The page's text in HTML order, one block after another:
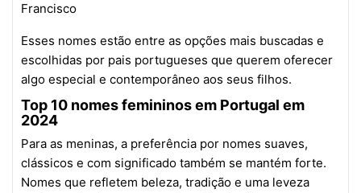
Francisco
Esses nomes estão entre as opções mais buscadas e
escolhidas por pais portugueses que querem oferecer
algo especial e contemporâneo aos seus filhos.
Top 10 nomes femininos em Portugal em
2024
Para as meninas, a preferência por nomes suaves,
clássicos e com significado também se mantém forte.
Nomes que refletem beleza, tradição e uma leveza